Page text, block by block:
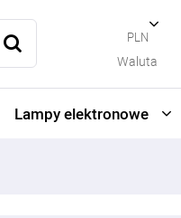
Waluta
PLN
Lampy elektronowe